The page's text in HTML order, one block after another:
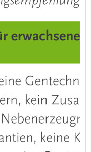
Bio Hundefutter